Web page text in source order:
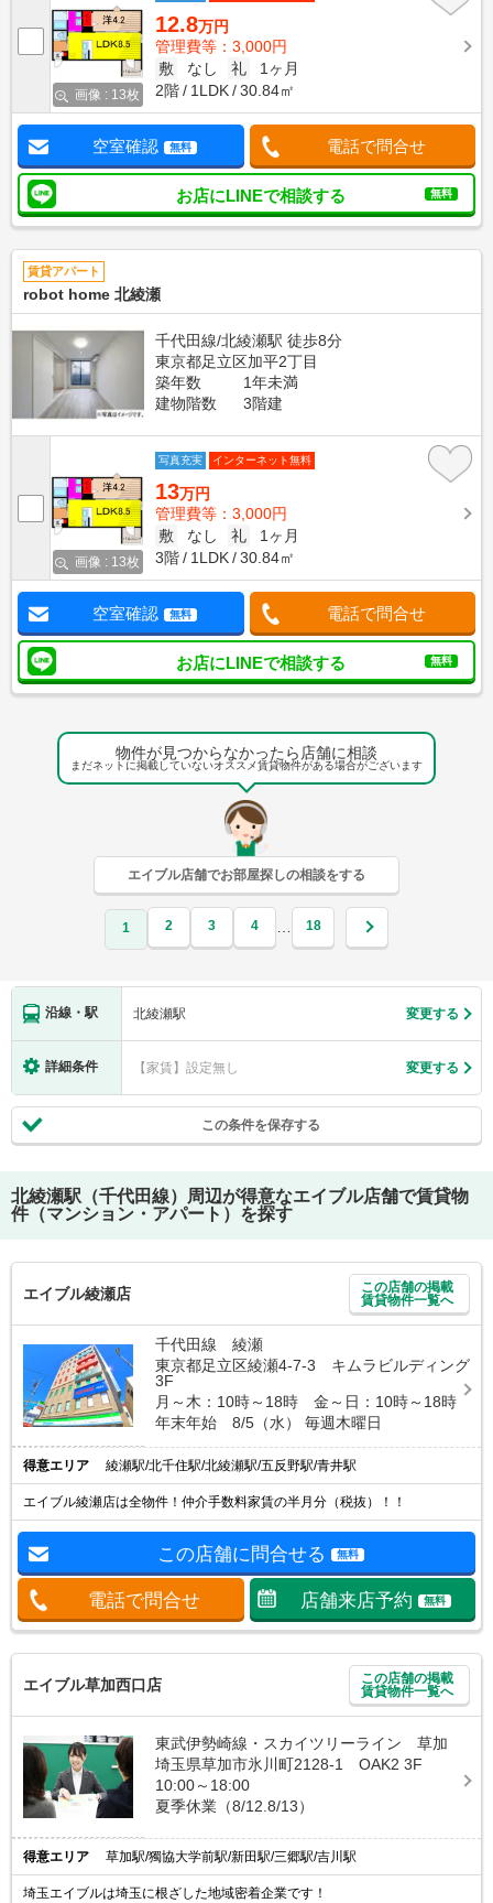
画像 : 13枚
12.8万円
管理費等：3,000円
敷
なし 礼
1ヶ月
2階
1LDK 30.84㎡
空室確認 無料 電話で問合せ
お店にLINEで相談する 無料
賃貸アパート
robot home 北綾瀬
千代田線/北綾瀬駅 徒歩8分
東京都足立区加平2丁目
築年数
1年未満
建物階数
3階建
画像 : 13枚
写真充実 インターネット無料
13万円
管理費等：3,000円
敷
なし 礼
1ヶ月
3階
1LDK 30.84㎡
空室確認 無料 電話で問合せ
お店にLINEで相談する 無料
物件が見つからなかったら店舗に相談
まだネットに掲載していないオススメ賃貸物件がある場合がございます
エイブル店舗でお部屋探しの相談をする
1 2 3 4 … 18
沿線・駅 北綾瀬駅 変更する
詳細条件 【家賃】設定無し 変更する
この条件を保存する
北綾瀬駅（千代田線）
周辺が得意なエイブル店舗で賃貸物
件（マンション・アパート）を探す
エイブル綾瀬店
この店舗の掲載
賃貸物件一覧へ
千代田線 綾瀬
東京都足立区綾瀬4-7-3 キムラビルディング
3F
月～木：10時～18時 金～日：10時～18時
年末年始 8/5（水） 毎週木曜日
得意エリア 綾瀬駅/北千住駅/北綾瀬駅/五反野駅/青井駅
エイブル綾瀬店は全物件！仲介手数料家賃の半月分（税抜）！！
この店舗に問合せる 無料
電話で問合せ 店舗来店予約 無料
エイブル草加西口店
この店舗の掲載
賃貸物件一覧へ
東武伊勢崎線・スカイツリーライン 草加
埼玉県草加市氷川町2128-1 OAK2 3F
10:00～18:00
夏季休業（8/12.8/13）
得意エリア 草加駅/獨協大学前駅/新田駅/三郷駅/吉川駅
埼玉エイブルは埼玉に根ざした地域密着企業です！